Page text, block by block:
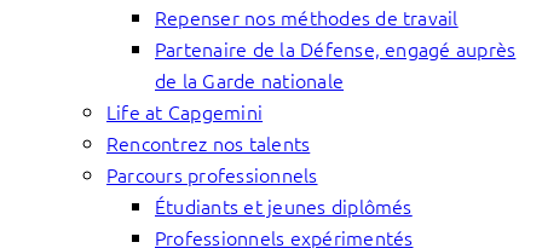
Repenser nos méthodes de travail
Partenaire de la Défense, engagé auprès
de la Garde nationale
Life at Capgemini
Rencontrez nos talents
Parcours professionnels
Étudiants et jeunes diplômés
Professionnels expérimentés